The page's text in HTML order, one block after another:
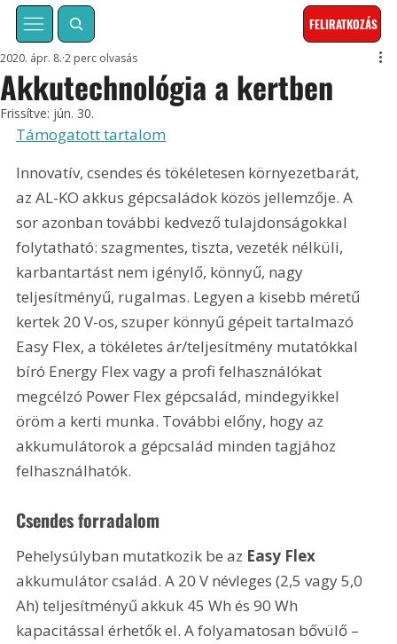
FELIRATKOZÁS
Akkutechnológia a kertben
2020. ápr. 8. 2 perc olvasás
Frissítve: jún. 30.
Támogatott tartalom
Innovatív, csendes és tökéletesen környezetbarát,
az AL-KO akkus gépcsaládok közös jellemzője. A
sor azonban további kedvező tulajdonságokkal
folytatható: szagmentes, tiszta, vezeték nélküli,
karbantartást nem igénylő, könnyű, nagy
teljesítményű, rugalmas. Legyen a kisebb méretű
kertek 20 V-os, szuper könnyű gépeit tartalmazó
Easy Flex, a tökéletes ár/teljesítmény mutatókkal
bíró Energy Flex vagy a profi felhasználókat
megcélzó Power Flex gépcsalád, mindegyikkel
öröm a kerti munka. További előny, hogy az
akkumulátorok a gépcsalád minden tagjához
felhasználhatók.
Csendes forradalom
Pehelysúlyban mutatkozik be az Easy Flex
akkumulátor család. A 20 V névleges (2,5 vagy 5,0
Ah) teljesítményű akkuk 45 Wh és 90 Wh
kapacitással érhetők el. A folyamatosan bővülő –